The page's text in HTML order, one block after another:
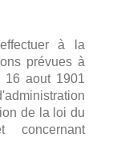
à la
prévues à
16 aout 1901
de la loi du